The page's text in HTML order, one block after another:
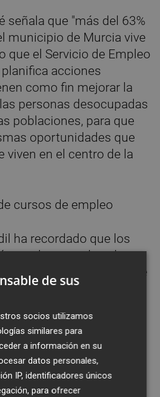
señala que "más del 63%
municipio de Murcia vive
que el Servicio de Empleo
acciones
como fin mejorar la
personas desocupadas
poblaciones, para que
oportunidades que
viven en el centro de la
cursos de empleo
ha recordado que los
pueden acceder a la
el Servicio Municipal de
de Murcia oferta
del año.
de 36 acciones
presencial y
prevé que participen
municipio de Murcia en
de entre 16 y 55
de sus
socios utilizamos
similares para
a información en su
datos personales,
IP, identificadores únicos
para ofrecer